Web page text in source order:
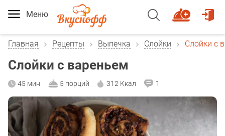
Меню
Главная Рецепты Выпечка Слойки Слойки с
Слойки с вареньем
45 мин 5 порций 312 Ккал 1